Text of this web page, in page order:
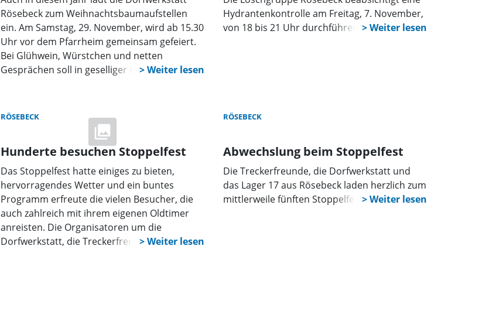
Rösebeck zum Weihnachtsbaumaufstellen
ein. Am Samstag, 29. November, wird ab 15.30
Uhr vor dem Pfarrheim gemeinsam gefeiert.
Bei Glühwein, Würstchen und netten
Gesprächen soll in geselliger Runde die
Hydrantenkontrolle am Freitag, 7. November,
von 18 bis 21 Uhr durchführen.
RÖSEBECK
Hunderte besuchen Stoppelfest
Das Stoppelfest hatte einiges zu bieten,
hervorragendes Wetter und ein buntes
Programm erfreute die vielen Besucher, die
auch zahlreich mit ihrem eigenen Oldtimer
anreisten. Die Organisatoren um die
Dorfwerkstatt, die Treckerfreunde, das
RÖSEBECK
Abwechslung beim Stoppelfest
Die Treckerfreunde, die Dorfwerkstatt und
das Lager 17 aus Rösebeck laden herzlich zum
mittlerweile fünften Stoppelfest ein.